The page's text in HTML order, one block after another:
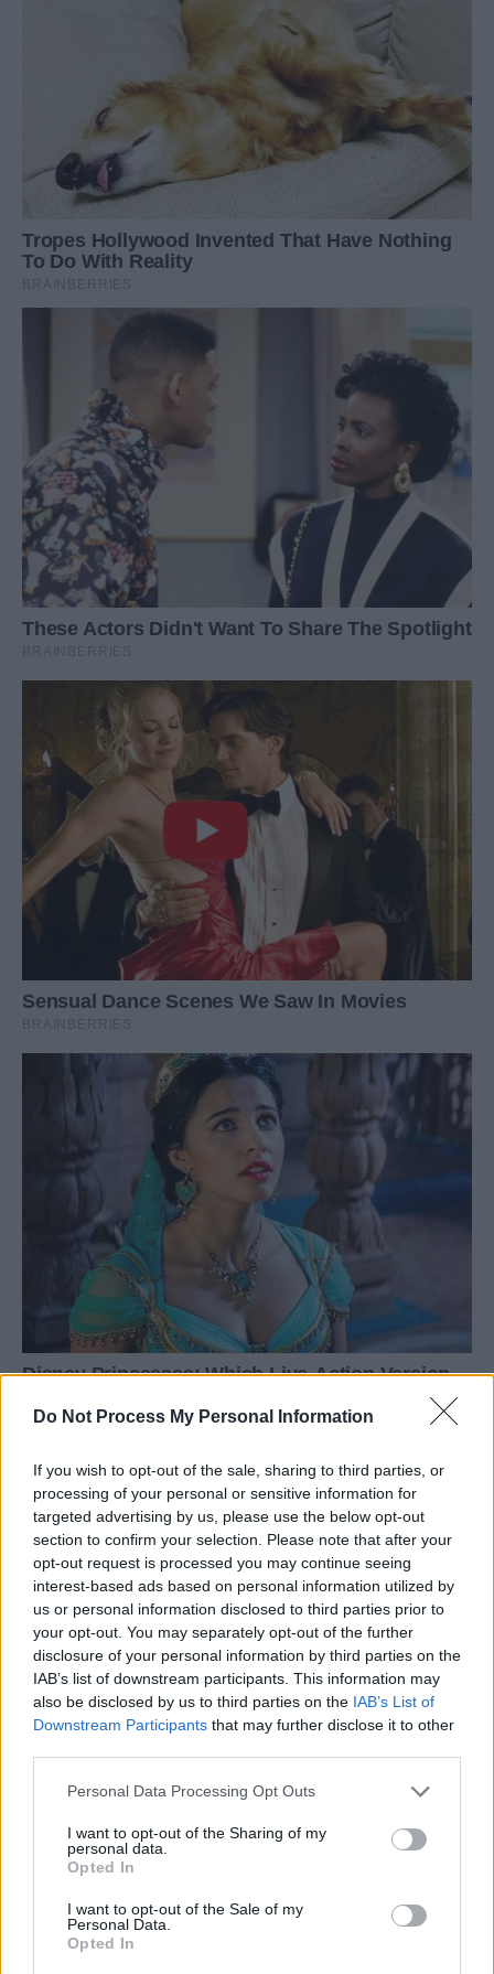
Do Not Process My Personal Information
If you wish to opt-out of the sale, sharing to third parties, or
processing of your personal or sensitive information for
targeted advertising by us, please use the below opt-out
section to confirm your selection. Please note that after your
opt-out request is processed you may continue seeing
interest-based ads based on personal information utilized by
us or personal information disclosed to third parties prior to
your opt-out. You may separately opt-out of the further
disclosure of your personal information by third parties on the
IAB’s list of downstream participants. This information may
also be disclosed by us to third parties on the IAB’s List of
Downstream Participants that may further disclose it to other
Personal Data Processing Opt Outs
I want to opt-out of the Sharing of my
personal data.
Opted In
I want to opt-out of the Sale of my
Personal Data.
Opted In